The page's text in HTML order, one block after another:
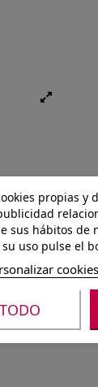
propias y
sus hábitos de
uso pulse el
cookies